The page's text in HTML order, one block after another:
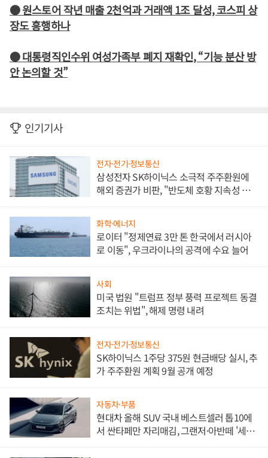
● 원스토어 작년 매출 2천억과 거래액 1조 달성, 코스피 상
장도 흥행하나
● 대통령직인수위 여성가족부 폐지 재확인, “기능 분산 방
안 논의할 것”
인기기사
전자·전기·정보통신
삼성전자 SK하이닉스 소극적 주주환원에
해외 증권가 비판, "반도체 호황 지속성 의
화학·에너지
로이터 "정제연료 3만 톤 한국에서 러시아
로 이동", 우크라이나의 공격에 수요 늘어
사회
미국 법원 "트럼프 정부 풍력 프로젝트 동결
조치는 위법", 해제 명령 내려
전자·전기·정보통신
SK하이닉스 1주당 375원 현금배당 실시, 추
가 주주환원 계획 9월 공개 예정
자동차·부품
현대차 올해 SUV 국내 베스트셀러 톱10에
서 싼타페만 자리매김, 그랜저·아반떼 '세단